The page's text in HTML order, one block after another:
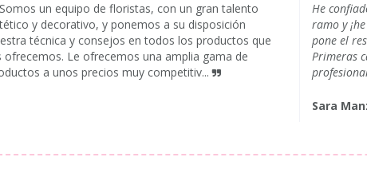
Somos un equipo de floristas, con un gran talento
y decorativo, y ponemos a su disposición
técnica y consejos en todos los productos que
ofrecemos. Le ofrecemos una amplia gama de
a unos precios muy competitiv...
He
ramo y
pone el
Primeras
Sara